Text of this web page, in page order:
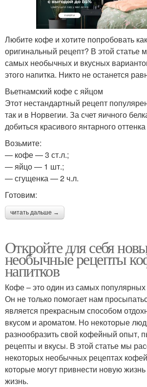
Любите кофе и хотите попробовать
оригинальный рецепт? В этой статье
самых необычных и вкусных
этого напитка. Никто не останется
Вьетнамский кофе с яйцом
Этот нестандартный рецепт
так и в Норвегии. За счет яичного
добиться красивого янтарного
Возьмите:
— кофе — 3 ст.л.;
— яйцо — 1 шт.;
— сгущенка — 2 ч.л.
Готовим:
читать дальше →
Откройте для себя
необычные рецепты
напитков
Кофе – это один из самых
Он не только помогает нам
является прекрасным способом
вкусом и ароматом. Но некоторые
разнообразить свой кофейный опыт,
рецепты и вкусы. В этой статье мы
некоторых необычных рецептах
которые могут привнести новую
жизнь.